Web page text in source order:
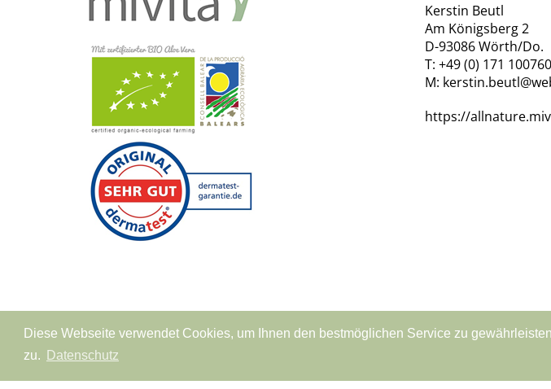
Diese Webseite verwendet Cookies, um Ihnen den bestmöglichen Service zu
zu.
Datenschutz
Kerstin Beutl
Am Königsberg 2
D-93086 Wörth/Do.
T: +49 (0) 171
M:
https://
© All Rights Reserved, mivita.care • Zahlungsarten • Versandkosten •